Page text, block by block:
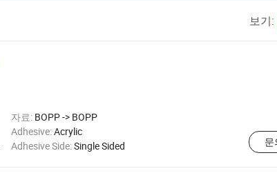
보기:
자료: BOPP -> BOPP
Adhesive:Acrylic
Adhesive Side:Single Sided 문